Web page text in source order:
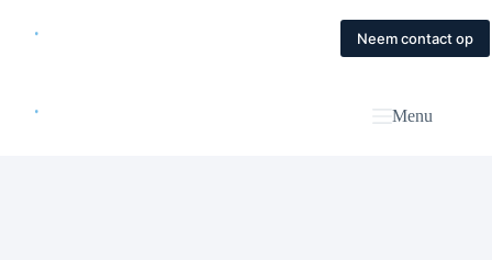
Contact
Neem contact op
Menu